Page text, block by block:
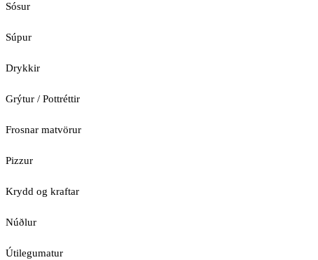
Sósur
Súpur
Drykkir
Grýtur / Pottréttir
Frosnar matvörur
Pizzur
Krydd og kraftar
Núðlur
Útilegumatur